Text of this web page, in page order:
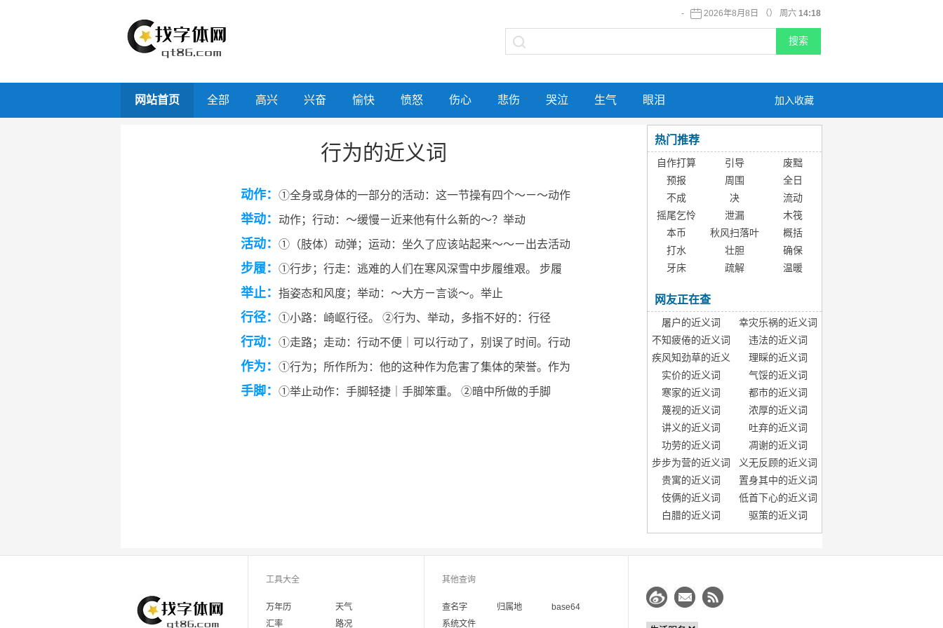
- 2026年8月8日 （） 周六 14:18
加入收藏
网站首页 全部 高兴 兴奋 愉快 愤怒 伤心 悲伤 哭泣 生气 眼泪
行为的近义词
动作： ①全身或身体的一部分的活动：这一节操有四个～ㄧ～动作
举动： 动作；行动：～缓慢ㄧ近来他有什么新的～？举动
活动： ①（肢体）动弹；运动：坐久了应该站起来～～ㄧ出去活动
步履： ①行步；行走：逃难的人们在寒风深雪中步履维艰。 步履
举止： 指姿态和风度；举动：～大方ㄧ言谈～。举止
行径： ①小路：崎岖行径。 ②行为、举动，多指不好的：行径
行动： ①走路；走动：行动不便｜可以行动了，别误了时间。行动
作为： ①行为；所作所为：他的这种作为危害了集体的荣誉。作为
手脚： ①举止动作：手脚轻捷｜手脚笨重。 ②暗中所做的手脚
热门推荐
自作打算 引导
废黜
预报
周围
全日
不成
决
流动
摇尾乞怜
泄漏
木筏
本币
秋风扫落叶
概括
打水
壮胆
确保
牙床
疏解 温暖
网友正在查
屠户的近义词
幸灾乐祸的近义词
不知疲倦的近义词
违法的近义词
疾风知劲草的近义
词
理睬的近义词
实价的近义词
气馁的近义词
寒家的近义词
都市的近义词
蔑视的近义词
浓厚的近义词
讲义的近义词
吐弃的近义词
功劳的近义词
凋谢的近义词
步步为营的近义词
义无反顾的近义词
贵寓的近义词
置身其中的近义词
伎俩的近义词
低首下心的近义词
白腊的近义词
驱策的近义词
工具大全
万年历
天气
汇率
路况
其他查询
查名字 归属地
base64
系统文件